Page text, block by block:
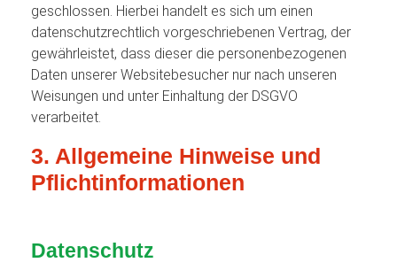
geschlossen. Hierbei handelt es sich um einen
datenschutzrechtlich vorgeschriebenen Vertrag, der
gewährleistet, dass dieser die personenbezogenen
Daten unserer Websitebesucher nur nach unseren
Weisungen und unter Einhaltung der DSGVO
verarbeitet.
3. Allgemeine Hinweise und
Pflicht­informationen
Datenschutz